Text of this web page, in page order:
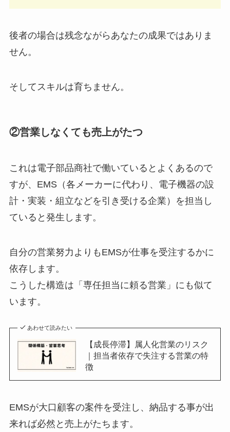
後者の場合は残念ながらあなたの成果ではありま
せん。
そしてスキルは育ちません。
②営業しなくても売上がたつ
これは電子部品商社で働いているとよくあるので
すが、EMS（各メーカーに代わり、電子機器の設
計・実装・組立などを引き受ける企業）を担当し
ていると発生します。
自分の営業努力よりもEMSが仕事を受注するかに
依存します。
こうした構造は「専任担当に頼る営業」にも似て
います。
あわせて読みたい
【成長停滞】属人化営業のリスク
｜担当者依存で失注する営業の特
徴
EMSが大口顧客の案件を受注し、納品する事が出
来れば必然と売上がたちます。